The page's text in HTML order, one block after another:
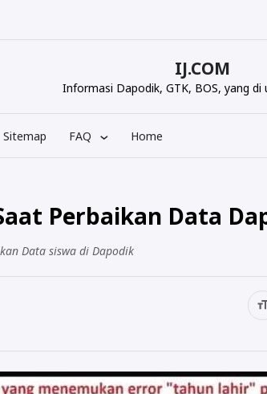
IJ.COM
Informasi Dapodik, GTK, BOS, yang di
Sitemap FAQ Home
Perbaikan Data
Data siswa di Dapodik